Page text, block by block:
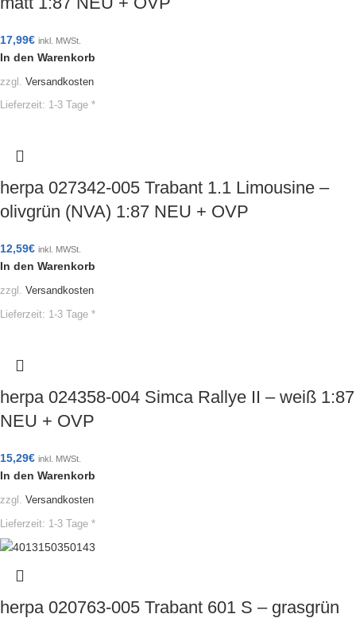
17,99€ inkl. MWSt.
In den Warenkorb
zzgl. Versandkosten
Lieferzeit: 1-3 Tage *
herpa 027342-005 Trabant 1.1 Limousine –
olivgrün (NVA) 1:87 NEU + OVP
12,59€ inkl. MWSt.
In den Warenkorb
zzgl. Versandkosten
Lieferzeit: 1-3 Tage *
herpa 024358-004 Simca Rallye II – weiß 1:87
NEU + OVP
15,29€ inkl. MWSt.
In den Warenkorb
zzgl. Versandkosten
Lieferzeit: 1-3 Tage *
herpa 020763-005 Trabant 601 S – grasgrün